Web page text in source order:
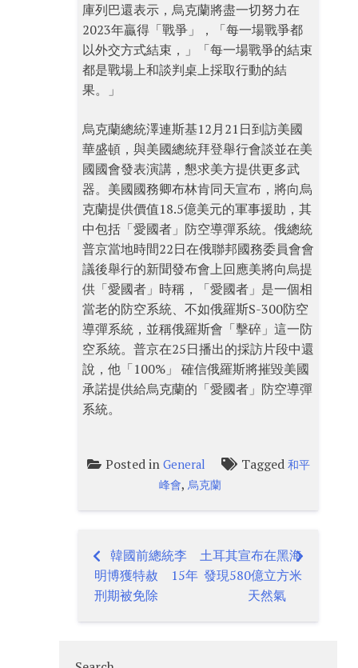
庫列巴還表示，烏克蘭將盡一切努力在
2023年贏得「戰爭」，「每一場戰爭都
以外交方式結束，」「每一場戰爭的結束
都是戰場上和談判桌上採取行動的結
果。」
烏克蘭總統澤連斯基12月21日到訪美國
華盛頓，與美國總統拜登舉行會談並在美
國國會發表演講，懇求美方提供更多武
器。美國國務卿布林肯同天宣布，將向烏
克蘭提供價值18.5億美元的軍事援助，其
中包括「愛國者」防空導彈系統。俄總統
普京當地時間22日在俄聯邦國務委員會會
議後舉行的新聞發布會上回應美將向烏提
供「愛國者」時稱，「愛國者」是一個相
當老的防空系統、不如俄羅斯S-300防空
導彈系統，並稱俄羅斯會「擊碎」這一防
空系統。普京在25日播出的採訪片段中還
說，他「100%」 確信俄羅斯將摧毀美國
承諾提供給烏克蘭的「愛國者」防空導彈
系統。
Posted in General Tagged 和平
峰會,烏克蘭
Post
navigation
韓國前總統李
明博獲特赦 15年
刑期被免除
土耳其宣布在黑海
發現580億立方米
天然氣